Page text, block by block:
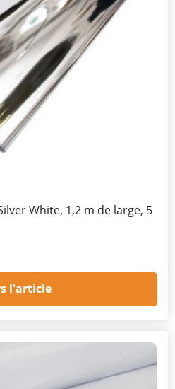
White, 1,2 m de large, 5
l'article